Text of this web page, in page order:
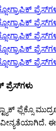
ಪ್ರೆಸ್‌ಗಳು
ಫ್ಲೆಕ್ಸೊ
ಈ